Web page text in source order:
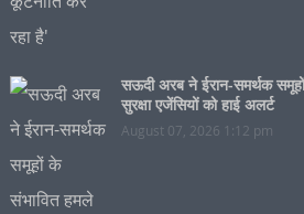
सऊदी अरब ने ईरान-समर्थक
सुरक्षा एजेंसियों को हाई अलर्ट
August 07, 2026 1:12 pm